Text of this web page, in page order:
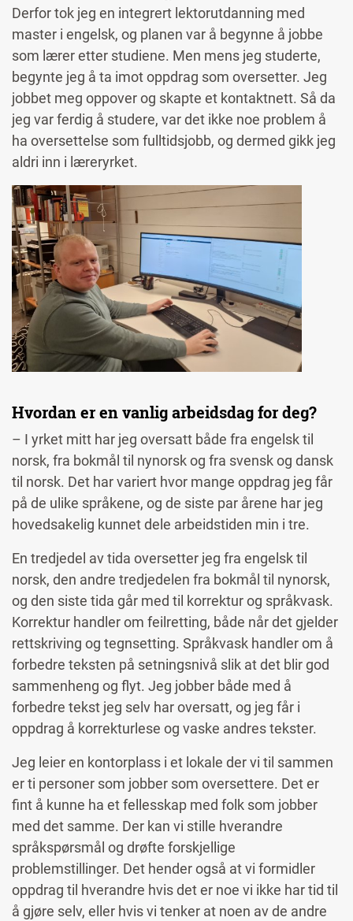
Derfor tok jeg en integrert lektorutdanning med
master i engelsk, og planen var å begynne å jobbe
som lærer etter studiene. Men mens jeg studerte,
begynte jeg å ta imot oppdrag som oversetter. Jeg
jobbet meg oppover og skapte et kontaktnett. Så da
jeg var ferdig å studere, var det ikke noe problem å
ha oversettelse som fulltidsjobb, og dermed gikk jeg
aldri inn i læreryrket.
Image
Hvordan er en vanlig arbeidsdag for deg?
– I yrket mitt har jeg oversatt både fra engelsk til
norsk, fra bokmål til nynorsk og fra svensk og dansk
til norsk. Det har variert hvor mange oppdrag jeg får
på de ulike språkene, og de siste par årene har jeg
hovedsakelig kunnet dele arbeidstiden min i tre.
En tredjedel av tida oversetter jeg fra engelsk til
norsk, den andre tredjedelen fra bokmål til nynorsk,
og den siste tida går med til korrektur og språkvask.
Korrektur handler om feilretting, både når det gjelder
rettskriving og tegnsetting. Språkvask handler om å
forbedre teksten på setningsnivå slik at det blir god
sammenheng og flyt. Jeg jobber både med å
forbedre tekst jeg selv har oversatt, og jeg får i
oppdrag å korrekturlese og vaske andres tekster.
Jeg leier en kontorplass i et lokale der vi til sammen
er ti personer som jobber som oversettere. Det er
fint å kunne ha et fellesskap med folk som jobber
med det samme. Der kan vi stille hverandre
språkspørsmål og drøfte forskjellige
problemstillinger. Det hender også at vi formidler
oppdrag til hverandre hvis det er noe vi ikke har tid til
å gjøre selv, eller hvis vi tenker at noen av de andre